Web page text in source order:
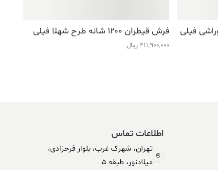
فرش قیطران ۱۲۰۰ شانه طرح شهلا فیلی
411,900,000 ریال
اطلاعات تماس
تهران، شهرک غرب، بلوار فرحزادی،
میلادنور، طبقه 5